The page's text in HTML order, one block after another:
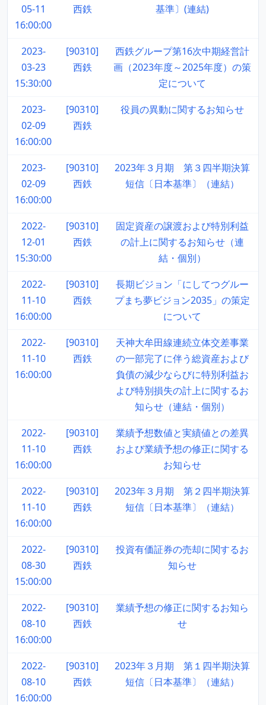
05-11
16:00:00
西鉄
基準〕(連結)
2023-
03-23
15:30:00
[90310]
西鉄
西鉄グループ第16次中期経営計
画（2023年度～2025年度）の策
定について
2023-
02-09
16:00:00
[90310]
西鉄
役員の異動に関するお知らせ
2023-
02-09
16:00:00
[90310]
西鉄
2023年３月期 第３四半期決算
短信〔日本基準〕（連結）
2022-
12-01
15:30:00
[90310]
西鉄
固定資産の譲渡および特別利益
の計上に関するお知らせ（連
結・個別）
2022-
11-10
16:00:00
[90310]
西鉄
長期ビジョン「にしてつグルー
プまち夢ビジョン2035」の策定
について
2022-
11-10
16:00:00
[90310]
西鉄
天神大牟田線連続立体交差事業
の一部完了に伴う総資産および
負債の減少ならびに特別利益お
よび特別損失の計上に関するお
知らせ（連結・個別）
2022-
11-10
16:00:00
[90310]
西鉄
業績予想数値と実績値との差異
および業績予想の修正に関する
お知らせ
2022-
11-10
16:00:00
[90310]
西鉄
2023年３月期 第２四半期決算
短信〔日本基準〕（連結）
2022-
08-30
15:00:00
[90310]
西鉄
投資有価証券の売却に関するお
知らせ
2022-
08-10
16:00:00
[90310]
西鉄
業績予想の修正に関するお知ら
せ
2022-
08-10
16:00:00
[90310]
西鉄
2023年３月期 第１四半期決算
短信〔日本基準〕（連結）